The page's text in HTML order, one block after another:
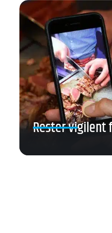
Rester vigilent